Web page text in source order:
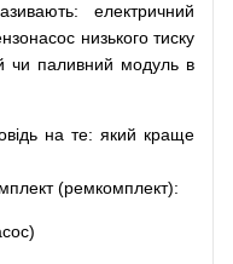
:
електричний
низького тиску
чи паливний модуль в
на те: який краще
(ремкомплект):